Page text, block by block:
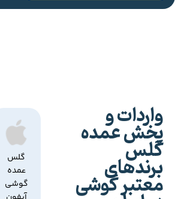
واردات و
پخش عمده
گلس
برندهای
معتبر گوشی
گلس
عمده
گوشی